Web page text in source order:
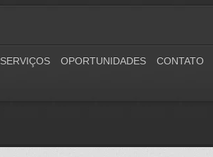
SERVIÇOS OPORTUNIDADES CONTATO